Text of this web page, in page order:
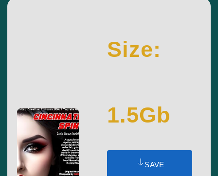
Size:
1.5Gb
SAVE